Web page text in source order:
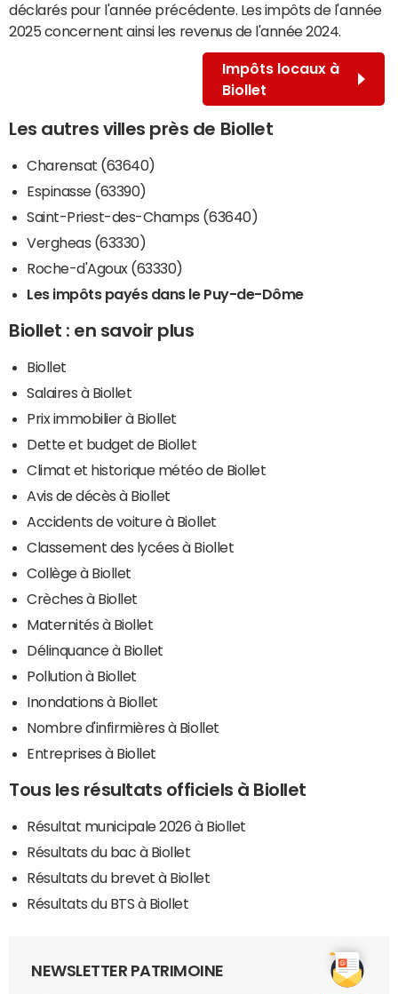
déclarés pour l'année précédente. Les impôts de l'année
2025 concernent ainsi les revenus de l'année 2024.
Impôts locaux à
Biollet
Les autres villes près de Biollet
Charensat (63640)
Espinasse (63390)
Saint-Priest-des-Champs (63640)
Vergheas (63330)
Roche-d'Agoux (63330)
Les impôts payés dans le Puy-de-Dôme
Biollet : en savoir plus
Biollet
Salaires à Biollet
Prix immobilier à Biollet
Dette et budget de Biollet
Climat et historique météo de Biollet
Avis de décès à Biollet
Accidents de voiture à Biollet
Classement des lycées à Biollet
Collège à Biollet
Crèches à Biollet
Maternités à Biollet
Délinquance à Biollet
Pollution à Biollet
Inondations à Biollet
Nombre d'infirmières à Biollet
Entreprises à Biollet
Tous les résultats officiels à Biollet
Résultat municipale 2026 à Biollet
Résultats du bac à Biollet
Résultats du brevet à Biollet
Résultats du BTS à Biollet
NEWSLETTER PATRIMOINE